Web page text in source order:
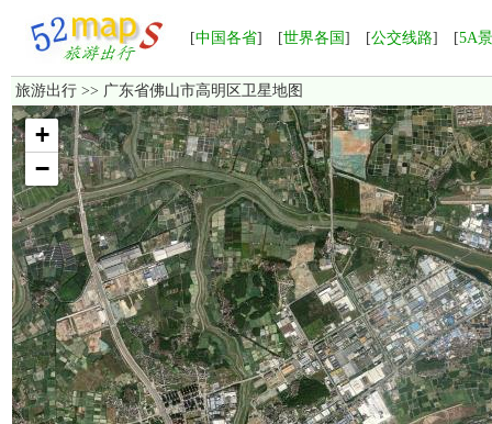
[中国各省] [世界各国 ] [公交线路] [5A
旅游出行 >> 广东省佛山市高明区卫星地图
加载中，如果长时间无法显示，请点击这里重新加载！
+
−